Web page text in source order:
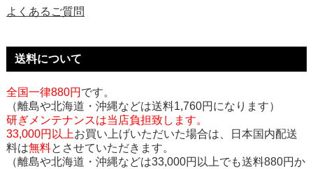
よくあるご質問
送料について
全国一律880円 です。
（離島や北海道・沖縄などは送料1,760円になります）
研ぎメンテナンスは当店負担致します。
33,000円以上お買い上げいただいた場合は、日本国内配送
料は無料とさせていただきます。
（離島や北海道・沖縄などは33,000円以上でも送料880円か